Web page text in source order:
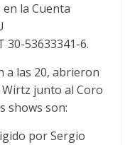
la Cuenta
30-53633341-6.
a las 20, abrieron
junto al Coro
shows son:
por Sergio